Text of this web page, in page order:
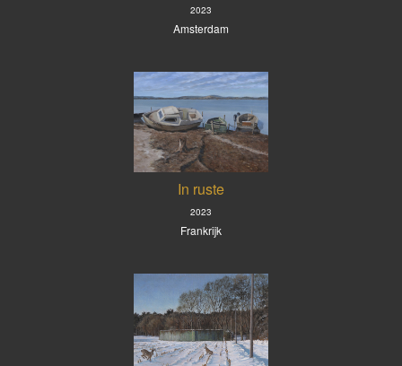
2023
Amsterdam
In ruste
2023
Frankrijk